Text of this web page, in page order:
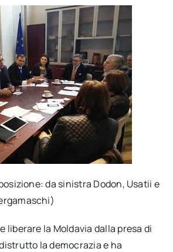
da sinistra Dodon, Usatii e
liberare la Moldavia dalla presa di
la democrazia e ha